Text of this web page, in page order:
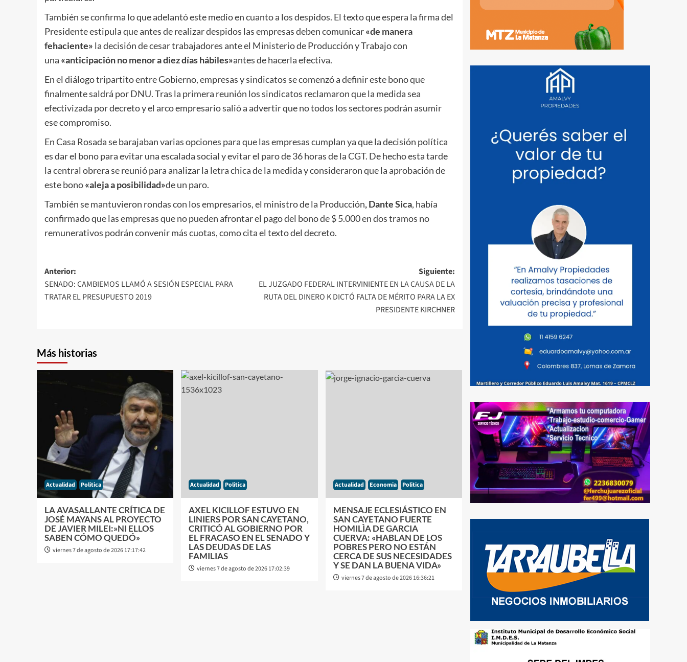
También se confirma lo que adelantó este medio en cuanto a los despidos. El texto que espera la firma del
Presidente estipula que antes de realizar despidos las empresas deben comunicar«de manera
fehaciente» la decisión de cesar trabajadores ante el Ministerio de Producción y Trabajo con
una «anticipación no menor a diez días hábiles»antes de hacerla efectiva.
En el diálogo tripartito entre Gobierno, empresas y sindicatos se comenzó a definir este bono que
finalmente saldrá por DNU. Tras la primera reunión los sindicatos reclamaron que la medida sea
efectivizada por decreto y el arco empresario salió a advertir que no todos los sectores podrán asumir
ese compromiso.
En Casa Rosada se barajaban varias opciones para que las empresas cumplan ya que la decisión política
es dar el bono para evitar una escalada social y evitar el paro de 36 horas de la CGT. De hecho esta tarde
la central obrera se reunió para analizar la letra chica de la medida y consideraron que la aprobación de
este bono«aleja a posibilidad»de un paro.
También se mantuvieron rondas con los empresarios, el ministro de la Producción, Dante Sica, había
confirmado que las empresas que no pueden afrontar el pago del bono de $ 5.000 en dos tramos no
remunerativos podrán convenir más cuotas, como cita el texto del decreto.
Navegación
de
Anterior:
SENADO: CAMBIEMOS LLAMÓ A SESIÓN ESPECIAL PARA
TRATAR EL PRESUPUESTO 2019
Siguiente:
EL JUZGADO FEDERAL INTERVINIENTE EN LA CAUSA DE LA
RUTA DEL DINERO K DICTÓ FALTA DE MÉRITO PARA LA EX
PRESIDENTE KIRCHNER
Más historias
Actualidad Politica
LA AVASALLANTE CRÍTICA DE
JOSÉ MAYANS AL PROYECTO
DE JAVIER MILEI:»NI ELLOS
SABEN CÓMO QUEDÓ»
viernes 7 de agosto de 2026 17:17:42
Actualidad Politica
AXEL KICILLOF ESTUVO EN
LINIERS POR SAN CAYETANO,
CRITICÓ AL GOBIERNO POR
EL FRACASO EN EL SENADO Y
LAS DEUDAS DE LAS
FAMILIAS
viernes 7 de agosto de 2026 17:02:39
Actualidad Economia Politica
MENSAJE ECLESIÁSTICO EN
SAN CAYETANO FUERTE
HOMILÌA DE GARCIA
CUERVA: «HABLAN DE LOS
POBRES PERO NO ESTÁN
CERCA DE SUS NECESIDADES
Y SE DAN LA BUENA VIDA»
viernes 7 de agosto de 2026 16:36:21